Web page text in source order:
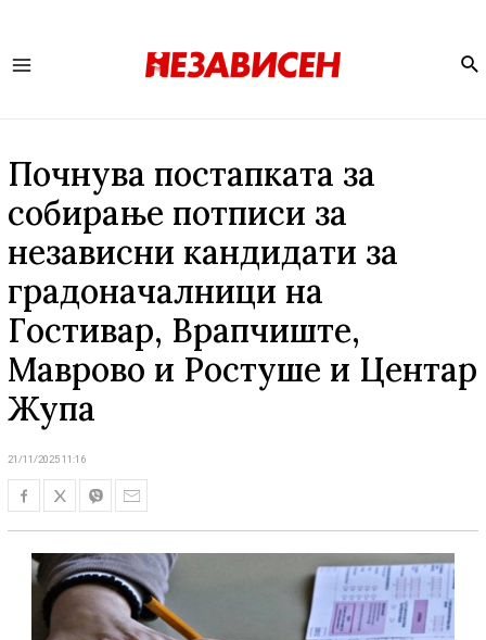
Почнува постапката за
собирање потписи за
независни кандидати за
градоначалници на
Гостивар, Врапчиште,
Маврово и Ростуше и Центар
Жупа
21/11/2025 11:16